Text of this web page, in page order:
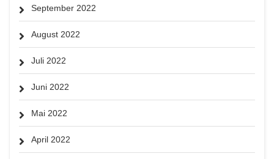
September 2022
August 2022
Juli 2022
Juni 2022
Mai 2022
April 2022